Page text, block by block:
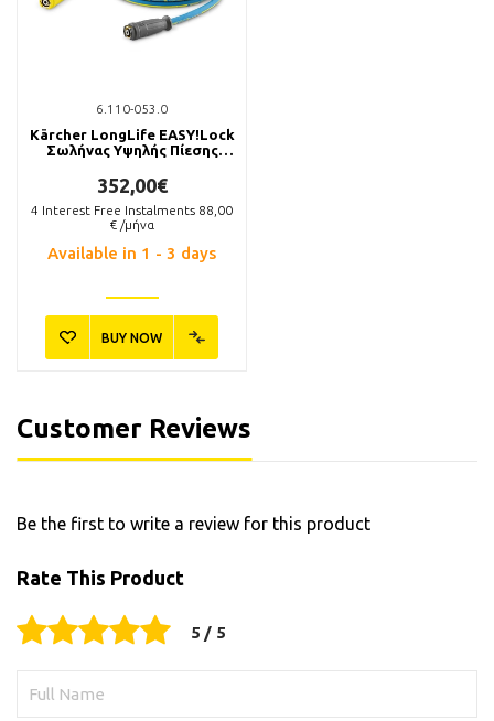
6.110-053.0
Kärcher LongLife EASY!Lock
Σωλήνας Υψηλής Πίεσης
352,00€
4 Interest Free Instalments 88,00
€ /μήνα
Available in 1 - 3 days
BUY NOW
Customer Reviews
Be the first to write a review for this product
Rate This Product